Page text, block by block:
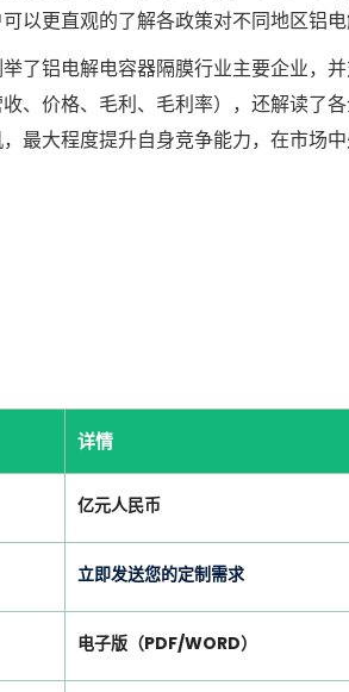
以更直观的了解各政策对不同地区铝
了铝电解电容器隔膜行业主要企业，
、价格、毛利、毛利率），还解读了
最大程度提升自身竞争能力，在市场中
详情
亿元人民币
立即发送您的定制需求
电子版（PDF/WORD）